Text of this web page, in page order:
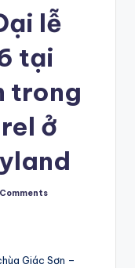
lễ
tại
trong
ở
Comments
Giác Sơn –